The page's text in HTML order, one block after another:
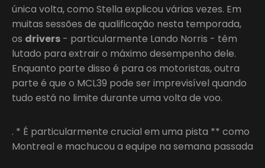
única volta, como Stella explicou várias vezes. Em
muitas sessões de qualificação nesta temporada,
os drivers - particularmente Lando Norris - têm
lutado para extrair o máximo desempenho dele.
Enquanto parte disso é para os motoristas, outra
parte é que o MCL39 pode ser imprevisível quando
tudo está no limite durante uma volta de voo.
. * É particularmente crucial em uma pista ** como
Montreal e machucou a equipe na semana passada